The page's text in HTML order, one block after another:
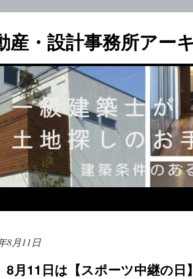
産・設計事務所アー
8月11日
8月11日は【スポーツ中継の日